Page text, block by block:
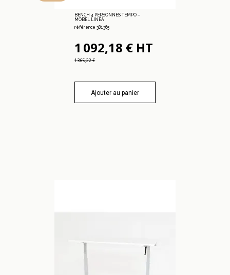
BENCH 4 PERSONNES TEMPO –
MOBEL LINEA
référence 381.365
1 092,18 € HT
1 365,22 €
Ajouter au panier